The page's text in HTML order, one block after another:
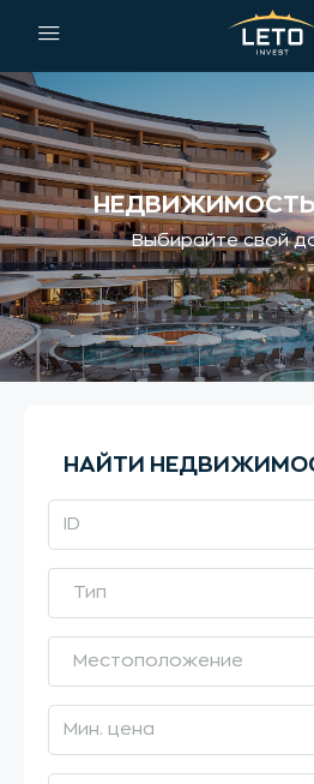
НЕДВИЖИМОСТЬ
Выбирайте свой
НАЙТИ
Тип
Местоположение